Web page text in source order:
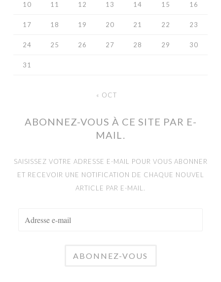
10 11 12 13 14 15 16
17 18 19 20 21 22 23
24 25 26 27 28 29 30
31
« OCT
ABONNEZ-VOUS À CE SITE PAR E-
MAIL.
SAISISSEZ VOTRE ADRESSE E-MAIL POUR VOUS ABONNER
ET RECEVOIR UNE NOTIFICATION DE CHAQUE NOUVEL
ARTICLE PAR E-MAIL.